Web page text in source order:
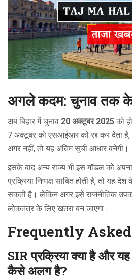
अगले कदम: चुनाव तक
अब बिहार में चुनाव 20 अक्टूबर 2025 को
7 अक्टूबर को एसआईआर को रद्द कर देता
अगर नहीं, तो यह अंतिम सूची आधार बनेगी।
इसके बाद अन्य राज्य भी इस मॉडल को
प्रक्रिया निष्पक्ष साबित होती है, तो यह
सकती है। लेकिन अगर इसे राजनीतिक
लोकतंत्र के लिए खतरा बन जाएगा।
Frequently
SIR प्रक्रिया क्या है और यह
कैसे अलग है?